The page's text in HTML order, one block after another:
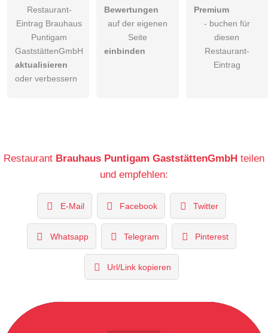
Restaurant-
Eintrag Brauhaus
Puntigam
GaststättenGmbH
aktualisieren
oder verbessern
Bewertungen
auf der eigenen
Seite
einbinden
Premium
- buchen für
diesen
Restaurant-
Eintrag
Restaurant Brauhaus Puntigam GaststättenGmbH teilen
und empfehlen:
E-Mail Facebook Twitter
Whatsapp Telegram Pinterest
Url/Link kopieren